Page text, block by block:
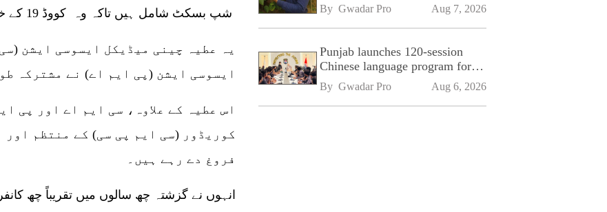
شپ بسکٹ شامل ہیں تاکہ وہ کووڈ 19 کے خلاف لڑیں۔
یہ عطیہ چینی میڈیکل ایسوسی ایشن
ایسوسی ایشن (پی ایم اے) نے مشترکہ
اس عطیہ کے علاوہ، سی ایم اے اور پی
کوریڈور (سی ایم پی سی) کے منتظم
فروغ دے رہے ہیں۔
انہوں نے گزشتہ چھ سالوں میں تقریباً چھ
By Gwadar Pro Aug 7, 2026
Punjab launches 120-session
Chinese language program for
SPU
By Gwadar Pro Aug 6, 2026